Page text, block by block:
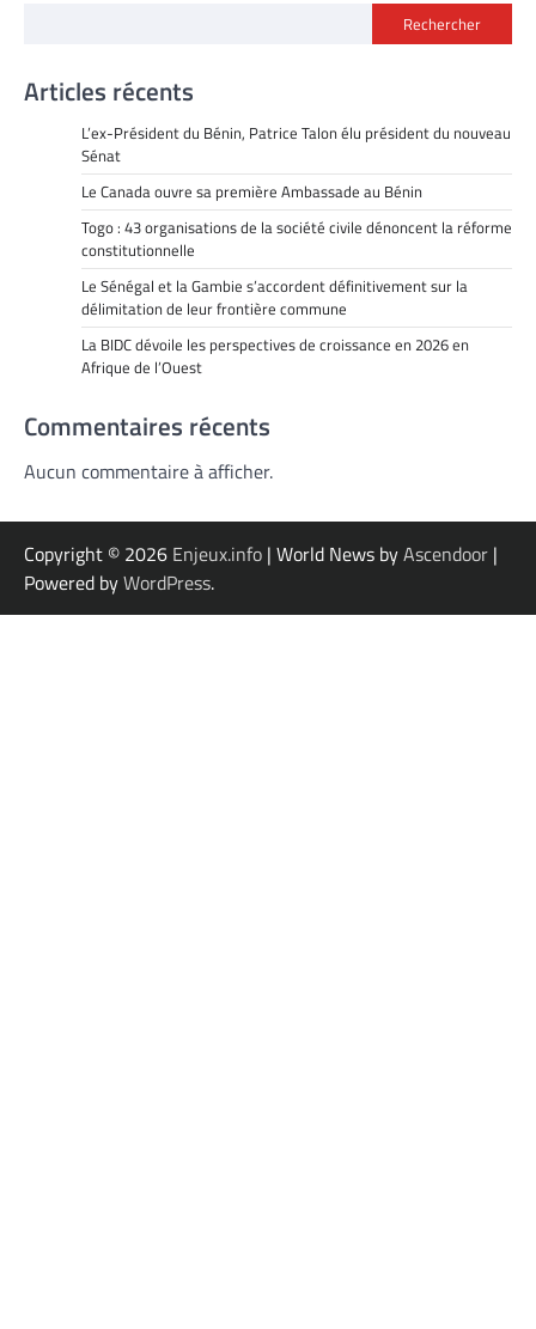
Rechercher
Articles récents
L’ex-Président du Bénin, Patrice Talon élu président du nouveau
Sénat
Le Canada ouvre sa première Ambassade au Bénin
Togo : 43 organisations de la société civile dénoncent la réforme
constitutionnelle
Le Sénégal et la Gambie s’accordent définitivement sur la
délimitation de leur frontière commune
La BIDC dévoile les perspectives de croissance en 2026 en
Afrique de l’Ouest
Commentaires récents
Aucun commentaire à afficher.
Copyright © 2026 Enjeux.info | World News byAscendoor |
Powered byWordPress.